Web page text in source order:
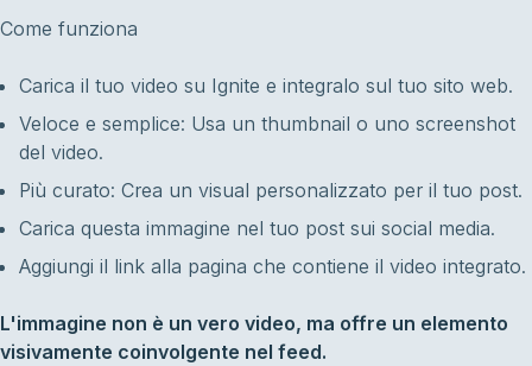
Come funziona
Carica il tuo video su Ignite e integralo sul tuo sito web.
Veloce e semplice: Usa un thumbnail o uno screenshot
del video.
Più curato: Crea un visual personalizzato per il tuo post.
Carica questa immagine nel tuo post sui social media.
Aggiungi il link alla pagina che contiene il video integrato.
L'immagine non è un vero video, ma offre un elemento
visivamente coinvolgente nel feed.